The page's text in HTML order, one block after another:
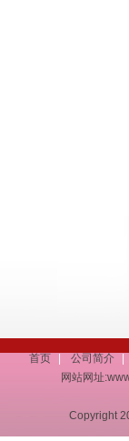
首页 | 公司简介
|
网站网址
Copyright